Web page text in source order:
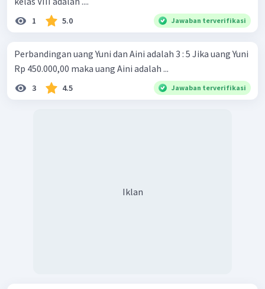
1 5.0 Jawaban terverifikasi
Perbandingan uang Yuni dan Aini adalah 3 : 5 Jika uang Yuni
Rp 450.000,00 maka uang Aini adalah ...
3 4.5 Jawaban terverifikasi
Iklan